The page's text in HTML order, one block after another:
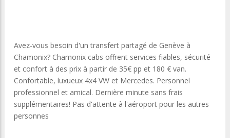
Avez-vous besoin d'un transfert partagé de Genève à
Chamonix? Chamonix cabs offrent services fiables, sécurité
et confort à des prix à partir de 35€ pp et 180 € van.
Confortable, luxueux 4x4 VW et Mercedes. Personnel
professionnel et amical. Dernière minute sans frais
supplémentaires! Pas d'attente à l'aéroport pour les autres
personnes